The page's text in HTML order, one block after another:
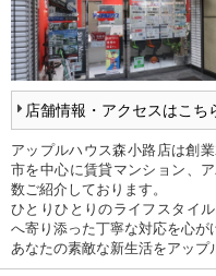
店舗情報・アクセスはこち
アップルハウス森小路店は創
市を中心に賃貸マンション、
数ご紹介しております。
ひとりひとりのライフスタイ
へ寄り添った丁寧な対応を心が
あなたの素敵な新生活をアップ